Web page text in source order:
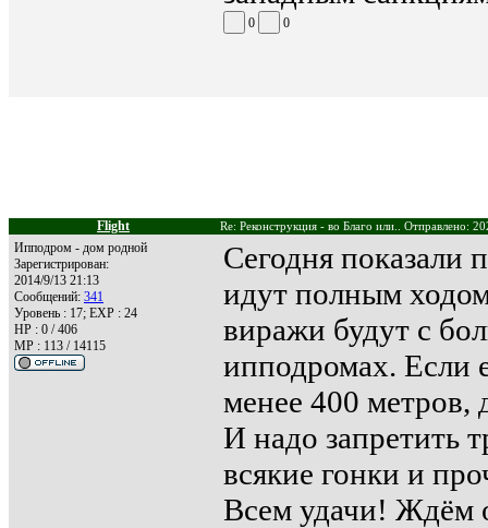
0 0
Flight Re: Реконструкция - во Благо или.. Отправлено:
Ипподром - дом родной
Зарегистрирован:
2014/9/13 21:13
Сообщений: 341
Уровень : 17; EXP : 24
HP : 0 / 406
MP : 113 / 14115
Сегодня показали
идут полным
виражи будут с
ипподромах. Если
менее 400 метров,
И надо запретить
всякие гонки и
Всем удачи! Ждём